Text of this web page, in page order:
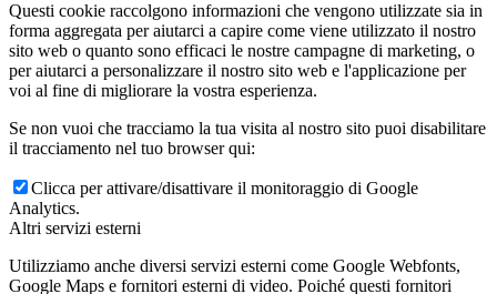
Questi cookie raccolgono informazioni che vengono utilizzate sia in
forma aggregata per aiutarci a capire come viene utilizzato il nostro
sito web o quanto sono efficaci le nostre campagne di marketing, o
per aiutarci a personalizzare il nostro sito web e l'applicazione per
voi al fine di migliorare la vostra esperienza.
Se non vuoi che tracciamo la tua visita al nostro sito puoi disabilitare
il tracciamento nel tuo browser qui:
Clicca per attivare/disattivare il monitoraggio di Google
Analytics.
Altri servizi esterni
Utilizziamo anche diversi servizi esterni come Google Webfonts,
Google Maps e fornitori esterni di video. Poiché questi fornitori